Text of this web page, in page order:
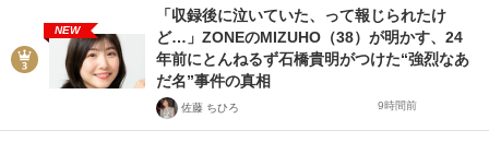
NEW
「収録後に泣いていた、って報じられたけ
ど…」ZONEのMIZUHO（38）が明かす、24
年前にとんねるず石橋貴明がつけた“強烈なあ
だ名”事件の真相
佐藤 ちひろ 9時間前